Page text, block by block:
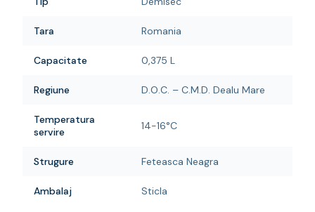
Tara Romania
Capacitate 0,375 L
Regiune D.O.C. – C.M.D. Dealu Mare
Temperatura
servire
14-16°C
Strugure Feteasca Neagra
Ambalaj Sticla